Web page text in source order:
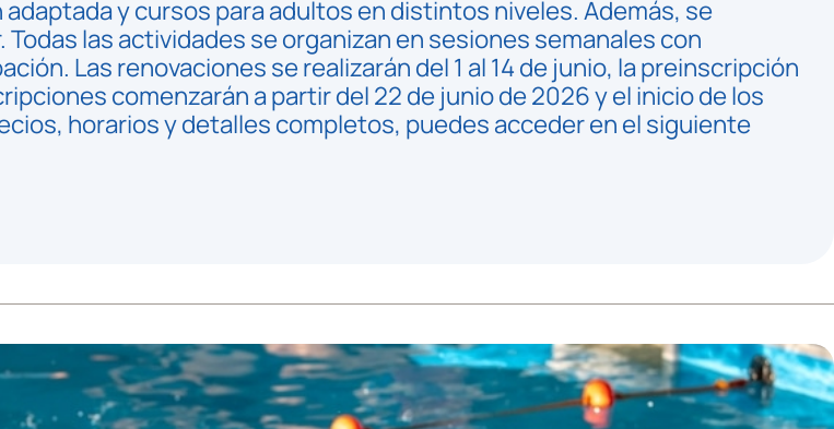
y cursos para adultos en distintos niveles. Además, se
las actividades se organizan en sesiones semanales con
Las renovaciones se realizarán del 1 al 14 de junio, la preinscripción
comenzarán a partir del 22 de junio de 2026 y el inicio de los
horarios y detalles completos, puedes acceder en el siguiente